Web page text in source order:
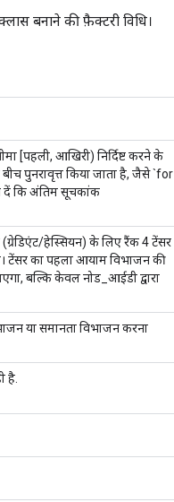
बनाने की फ़ैक्टरी विधि।
[पहली, आखिरी) निर्दिष्ट करने के
बीच पुनरावृत्त किया जाता है, जैसे `for
दें कि अंतिम सूचकांक
(ग्रेडिएंट/हेस्सियन) के लिए रैंक 4 टेंसर
टेंसर का पहला आयाम विभाजन की
बल्कि केवल नोड_आईडी द्वारा
या समानता विभाजन करना
है.